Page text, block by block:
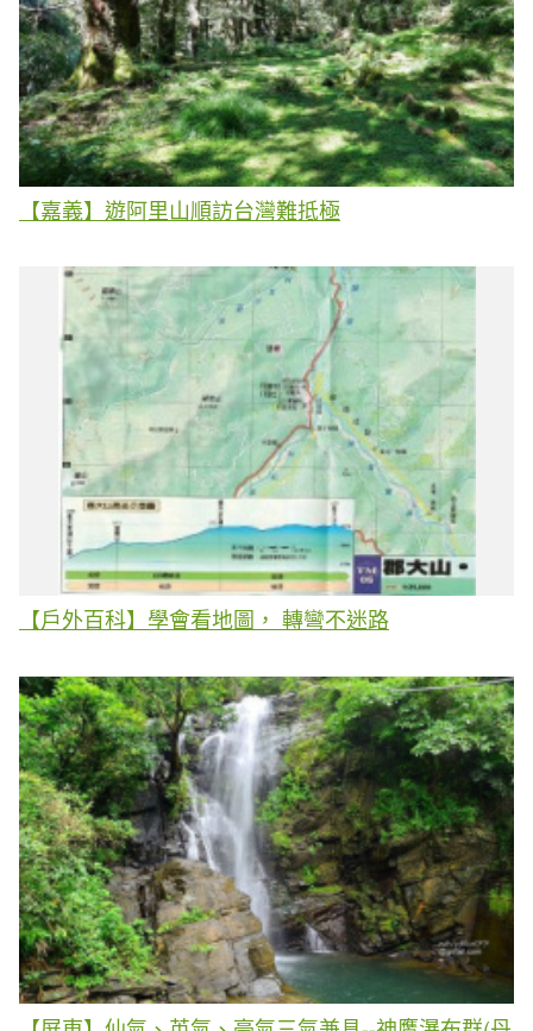
【嘉義】遊阿里山順訪台灣難抵極
【戶外百科】學會看地圖， 轉彎不迷路